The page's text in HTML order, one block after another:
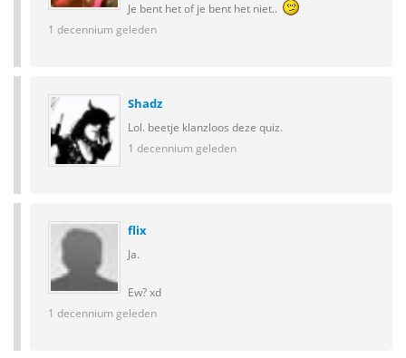
Je bent het of je bent het niet..
1 decennium geleden
Shadz
Lol. beetje klanzloos deze quiz.
1 decennium geleden
flix
Ja.
Ew? xd
1 decennium geleden